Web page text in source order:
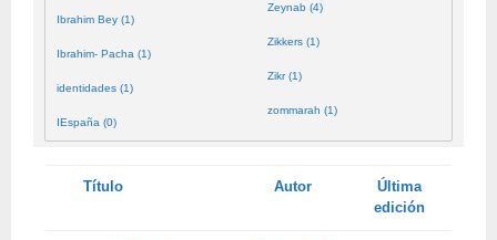
Ibrahim Bey (1)
Ibrahim- Pacha (1)
identidades (1)
IEspaña (0)
Zeynab (4)
Zikkers (1)
Zikr (1)
zommarah (1)
Tienes
Título Autor
Última
edición